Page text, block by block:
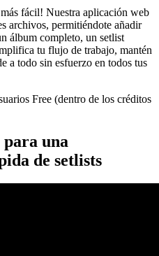
fácil! Nuestra aplicación web
archivos, permitiéndote añadir
álbum completo, un setlist
tu flujo de trabajo, mantén
a todo sin esfuerzo en todos tus
Free (dentro de los créditos
una
de setlists